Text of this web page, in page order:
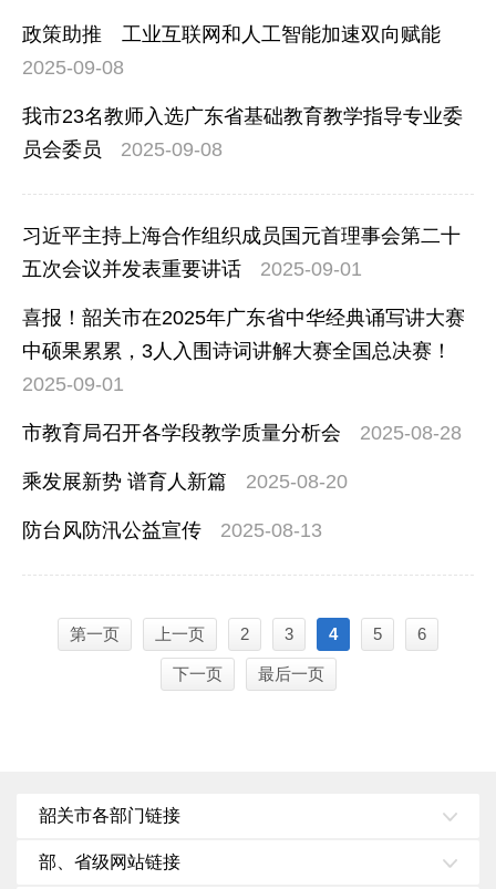
政策助推 工业互联网和人工智能加速双向赋能
2025-09-08
我市23名教师入选广东省基础教育教学指导专业委
员会委员
2025-09-08
习近平主持上海合作组织成员国元首理事会第二十
五次会议并发表重要讲话
2025-09-01
喜报！韶关市在2025年广东省中华经典诵写讲大赛
中硕果累累，3人入围诗词讲解大赛全国总决赛！
2025-09-01
市教育局召开各学段教学质量分析会 2025-08-28
乘发展新势 谱育人新篇 2025-08-20
防台风防汛公益宣传 2025-08-13
第一页 上一页 2 3 4 5 6
下一页 最后一页
韶关市各部门链接
部、省级网站链接